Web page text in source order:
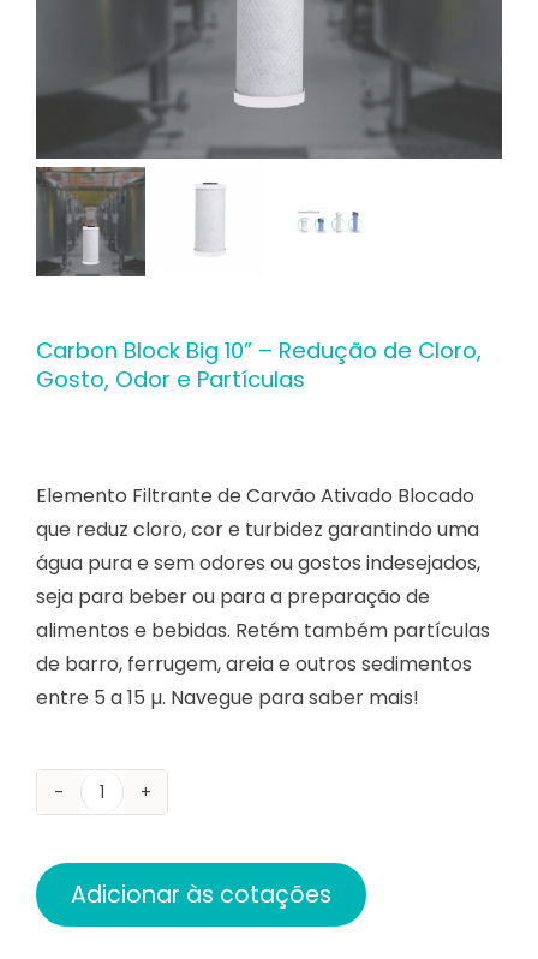
Carbon Block Big 10” – Redução de Cloro,
Gosto, Odor e Partículas
Elemento Filtrante de Carvão Ativado Blocado
que reduz cloro, cor e turbidez garantindo uma
água pura e sem odores ou gostos indesejados,
seja para beber ou para a preparação de
alimentos e bebidas. Retém também partículas
de barro, ferrugem, areia e outros sedimentos
entre 5 a 15 µ. Navegue para saber mais!
Carbon
10”
Adicionar às cotações